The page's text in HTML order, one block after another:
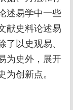
述易学中一些
献史料论述易
以史观易、
为史外，展开
创新点。